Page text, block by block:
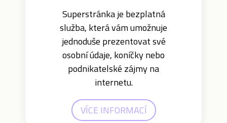
Superstránka je bezplatná
služba, která vám umožnuje
jednoduše prezentovat své
osobní údaje, koníčky nebo
podnikatelské zájmy na
internetu.
VÍCE INFORMACÍ